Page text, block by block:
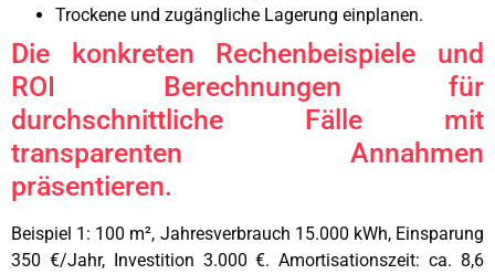
Trockene und zugängliche Lagerung einplanen.
Die konkreten Rechenbeispiele und
ROI Berechnungen für
durchschnittliche Fälle mit
transparenten Annahmen
präsentieren.
Beispiel 1: 100 m², Jahresverbrauch 15.000 kWh, Einsparung
350 €/Jahr, Investition 3.000 €. Amortisationszeit: ca. 8,6